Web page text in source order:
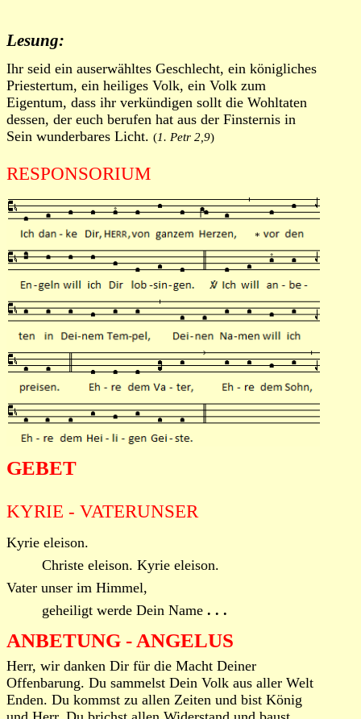
Lesung:
Ihr seid ein auserwähltes Geschlecht, ein königliches
Priestertum, ein heiliges Volk, ein Volk zum
Eigentum, dass ihr verkündigen sollt die Wohltaten
dessen, der euch berufen hat aus der Finsternis in
Sein wunderbares Licht. (1. Petr 2,9)
RESPONSORIUM
GEBET
KYRIE - VATERUNSER
Kyrie eleison.
Christe eleison. Kyrie eleison.
Vater unser im Himmel,
geheiligt werde Dein Name . . .
ANBETUNG - ANGELUS
Herr, wir danken Dir für die Macht Deiner
Offenbarung. Du sammelst Dein Volk aus aller Welt
Enden. Du kommst zu allen Zeiten und bist König